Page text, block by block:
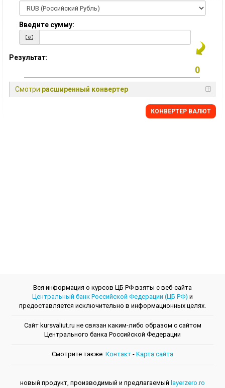
Введите сумму:
Результат:
Смотри расширенный конвертер
КОНВЕРТЕР ВАЛЮТ
Вся информация о курсов ЦБ РФ взяты с веб-сайта
Центральный банк Российской Федерации (ЦБ РФ) и
предоставляется исключительно в информационных целях.
Сайт kursvaliut.ru не связан каким-либо образом с сайтом
Центрального банкa Российской Федерации
Смотрите также: Контакт - Kарта сайта
новый продукт, производимый и предлагаемый layerzero.ro